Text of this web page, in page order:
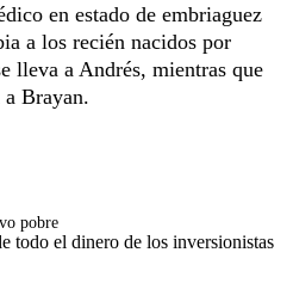
en estado de embriaguez
a los recién nacidos por
lleva a Andrés, mientras que
Brayan.
pobre
todo el dinero de los inversionistas